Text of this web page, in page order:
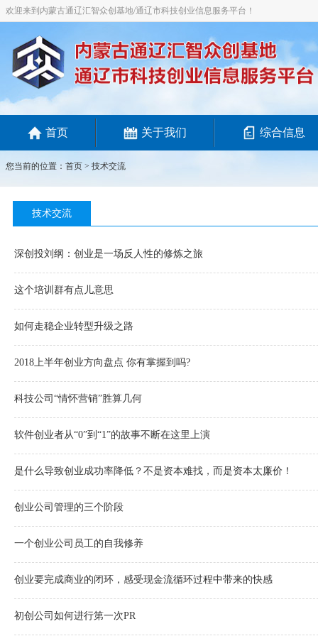
欢迎来到内蒙古通辽汇智众创基地/通辽市科技创业信息服务平台！
首页 关于我们 综合信息
您当前的位置： 首页 > 技术交流
技术交流
深创投刘纲：创业是一场反人性的修炼之旅
这个培训群有点儿意思
如何走稳企业转型升级之路
2018上半年创业方向盘点 你有掌握到吗?
科技公司“情怀营销”胜算几何
软件创业者从“0”到“1”的故事不断在这里上演
是什么导致创业成功率降低？不是资本难找，而是资本太廉价！
创业公司管理的三个阶段
一个创业公司员工的自我修养
创业要完成商业的闭环，感受现金流循环过程中带来的快感
初创公司如何进行第一次PR